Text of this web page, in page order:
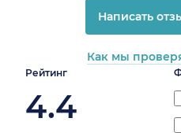
Рейтинг
4.4
Написать
Как мы